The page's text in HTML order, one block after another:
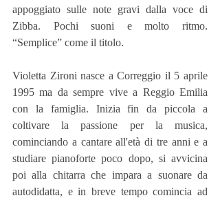
appoggiato sulle note gravi dalla voce di
Zibba. Pochi suoni e molto ritmo.
“Semplice” come il titolo.
Violetta Zironi nasce a Correggio il 5 aprile
1995 ma da sempre vive a Reggio Emilia
con la famiglia. Inizia fin da piccola a
coltivare la passione per la musica,
cominciando a cantare all'età di tre anni e a
studiare pianoforte poco dopo, si avvicina
poi alla chitarra che impara a suonare da
autodidatta, e in breve tempo comincia ad